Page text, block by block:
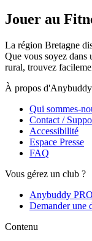
Jouer au
La région Bretagne
Que vous soyez dans
rural, trouvez
À propos d'Anybuddy
Qui sommes-
Contact /
Accessibilité
Espace Presse
FAQ
Vous gérez un club ?
Anybuddy
Demander une
Contenu